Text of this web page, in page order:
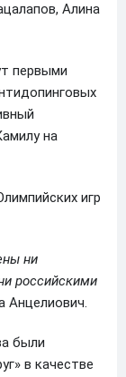
Алина
первыми
на
игр
ни
российскими
Анцелиович.
были
в качестве